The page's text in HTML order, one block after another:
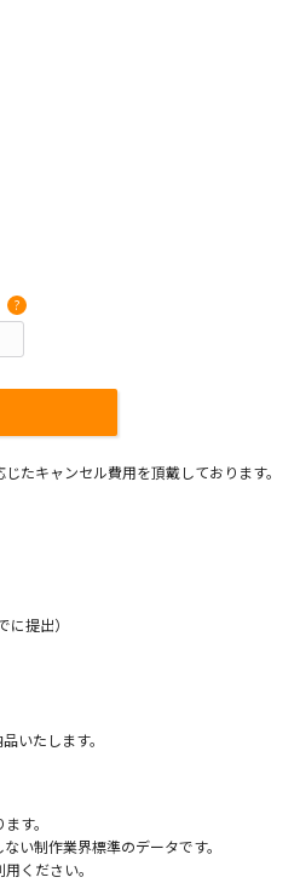
?
たキャンセル費用を頂戴しております。
提出）
いたします。
す。
い制作業界標準のデータです。
ください。